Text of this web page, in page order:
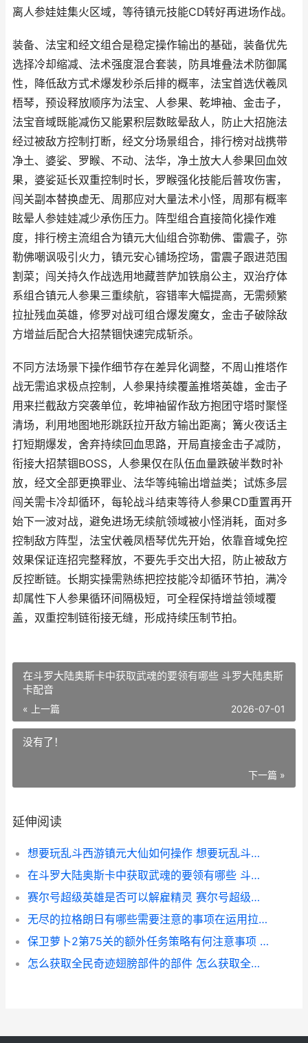
离人参娃娃集火区域，等待镇元技能CD转好再进场作战。
装备、法宝和经文组合是稳定操作输出的基础，装备优先
选择冷却缩减、法术强度混合套装，防具堆叠法术防御属
性，降低敌方式术爆发秒杀后排的概率，法宝首选伏羲凤
梧琴，预设释放顺序为法宝、人参果、乾坤袖、金击子，
法宝音域既能减伤又能累积层数眩晕敌人，防止大招施法
经过被敌方控制打断，经文分场景组合，排行榜对战携带
净土、婆娑、罗睺、不动、法华，净土放大人参果回血效
果，婆娑延长双重控制时长，罗睺强化技能后普攻伤害，
闯关副本替换虚无、周那应对大量法术小怪，周那有概率
眩晕人参娃娃减少承伤压力。阵型组合直接简化操作难
度，排行榜主流组合为镇元大仙组合弥勒佛、雷震子，弥
勒佛嘲讽吸引火力，镇元安心铺场控场，雷震子跟进范围
割菜；闯关持久作战选用地藏菩萨加铁扇公主，双治疗体
系组合镇元人参果三重续航，容错率大幅提高，无需频繁
拉扯残血英雄，修罗对战可组合爆发魔女，金击子破除敌
方增益后配合大招禁锢快速完成斩杀。
不同方法场景下操作细节存在差异化调整，不周山推塔作
战无需追求极点控制，人参果持续覆盖推塔英雄，金击子
用来拦截敌方突袭单位，乾坤袖留作敌方抱团守塔时聚怪
清场，利用地图地形跳跃拉开敌方输出距离；篝火夜话主
打短期爆发，舍弃持续回血思路，开局直接金击子减防，
衔接大招禁锢BOSS，人参果仅在队伍血量跌破半数时补
放，经文全部更换罪业、法华等纯输出增益类；试炼多层
闯关需卡冷却循环，每轮战斗结束等待人参果CD重置再开
始下一波对战，避免进场无续航领域被小怪消耗，面对多
控制敌方阵型，法宝伏羲凤梧琴优先开始，依靠音域免控
效果保证连招完整释放，不要先手交出大招，防止被敌方
反控断链。长期实操需熟练把控技能冷却循环节拍，满冷
却属性下人参果循环间隔极短，可全程保持增益领域覆
盖，双重控制链衔接无缝，形成持续压制节拍。
在斗罗大陆奥斯卡中获取武魂的要领有哪些 斗罗大陆奥斯
卡配音
« 上一篇 2026-07-01
没有了！
下一篇 »
延伸阅读
想要玩乱斗西游镇元大仙如何操作 想要玩乱斗西游怎么办
在斗罗大陆奥斯卡中获取武魂的要领有哪些 斗罗大陆奥斯卡配音
赛尔号超级英雄是否可以解雇精灵 赛尔号超级英雄旧版本下载
无尽的拉格朗日有哪些需要注意的事项在运用拉格朗日运输船时 无尽的拉格朗日官方下载
保卫萝卜2第75关的额外任务策略有何注意事项 保卫萝卜2第75关攻略图解法视频大全下载
怎么获取全民奇迹翅膀部件的部件 怎么获取全民奇迹币